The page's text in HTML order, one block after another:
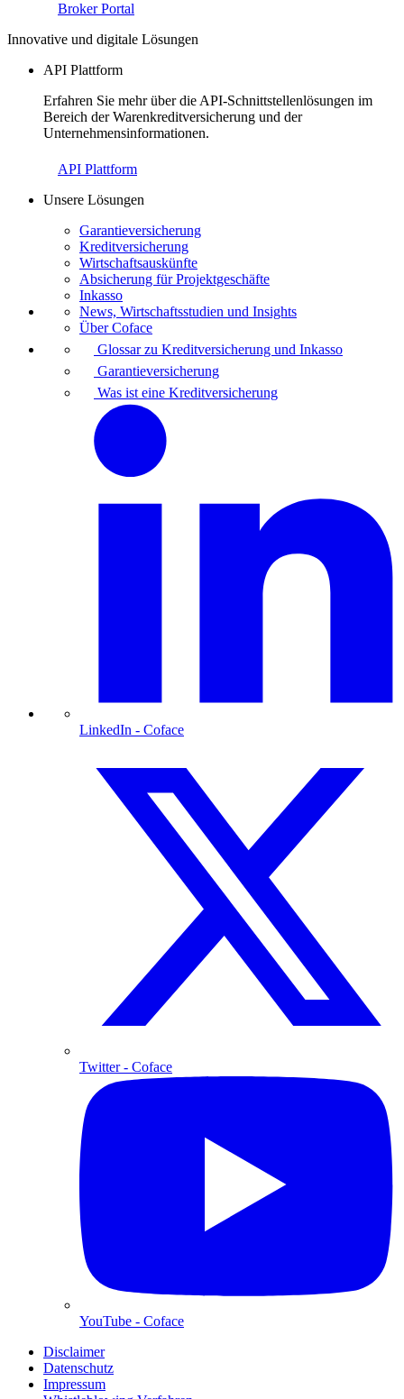
Broker Portal
Innovative und digitale Lösungen
API Plattform
Erfahren Sie mehr über die API-Schnittstellenlösungen im
Bereich der Warenkreditversicherung und der
Unternehmensinformationen.
API Plattform
Unsere Lösungen
Garantieversicherung
Kreditversicherung
Wirtschaftsauskünfte
Absicherung für Projektgeschäfte
Inkasso
News, Wirtschaftsstudien und Insights
Über Coface
Glossar zu Kreditversicherung und Inkasso
Garantieversicherung
Was ist eine Kreditversicherung
LinkedIn - Coface
Twitter- Coface
YouTube - Coface
Disclaimer
Datenschutz
Impressum